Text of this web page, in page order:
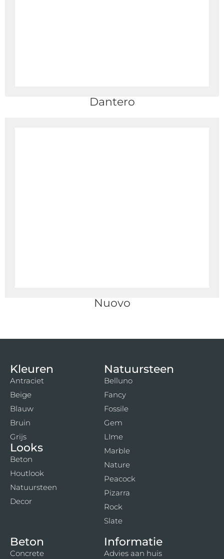
Nuovo
Dantero
Kleuren
Antraciet
Beige
Blauw
Bruin
Grijs
Looks
Beton
Houtlook
Natuursteen
Decor
Natuursteen
Belluno
Fancy
Fossile
Gem
LIme
Marble
Nature
Peacock
Pizarra
Rock
Slate
Beton
Concrete
Informatie
Advies aan huis